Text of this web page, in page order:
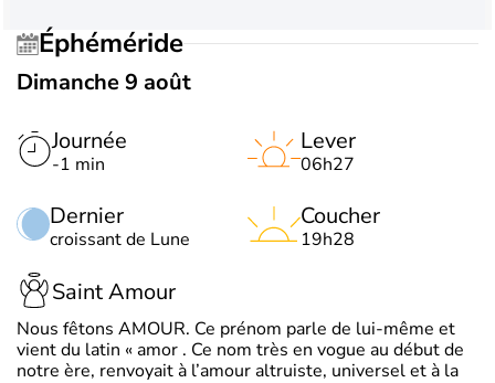
Éphéméride
Dimanche 9 août
Journée
-1 min
Dernier
croissant de Lune
Lever
06h27
Coucher
19h28
Saint Amour
Nous fêtons AMOUR. Ce prénom parle de lui-même et
vient du latin « amor . Ce nom très en vogue au début de
notre ère, renvoyait à l’amour altruiste, universel et à la